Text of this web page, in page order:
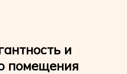
и
помещения